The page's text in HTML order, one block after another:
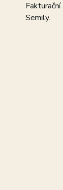
Semily.